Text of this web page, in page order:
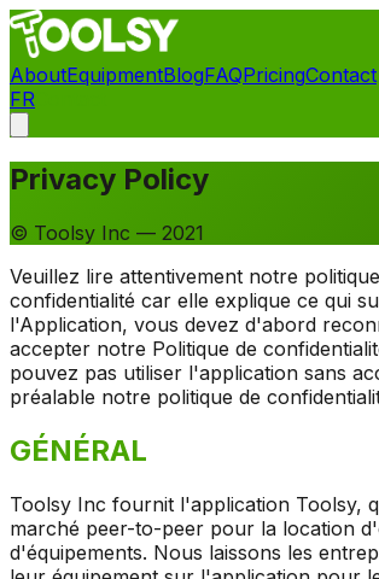
AboutEquipmentBlogFAQPricingContact
FR
Privacy Policy
© Toolsy Inc — 2021
Veuillez lire attentivement notre
confidentialité car elle explique ce qui
l'Application, vous devez d'abord
accepter notre Politique de
pouvez pas utiliser l'application sans
préalable notre politique de
GÉNÉRAL
Toolsy Inc fournit l'application Toolsy,
marché peer-to-peer pour la location
d'équipements. Nous laissons les